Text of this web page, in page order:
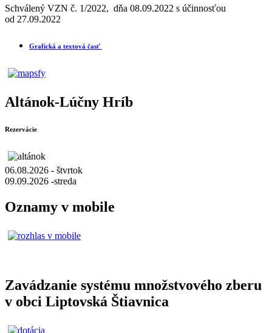
Schválený VZN č. 1/2022, dňa 08.09.2022 s účinnosťou
od 27.09.2022
Grafická a textová časť
Altánok-Lúčny Hríb
Rezervácie
06.08.2026 - štvrtok
09.09.2026 -streda
Oznamy v mobile
Zavádzanie systému množstvového zberu
v obci Liptovská Štiavnica